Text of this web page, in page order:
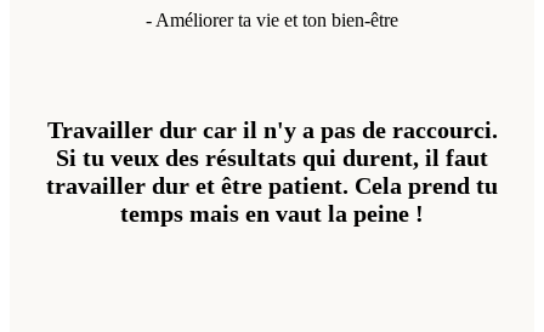
- Améliorer ta vie et ton bien-être
Travailler dur car il n'y a pas de raccourci.
Si tu veux des résultats qui durent, il faut
travailler dur et être patient. Cela prend tu
temps mais en vaut la peine !